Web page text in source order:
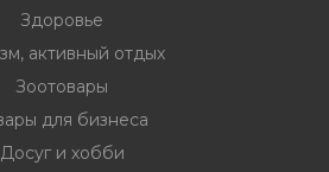
Здоровье
активный отдых
Зоотовары
для бизнеса
Досуг и хобби